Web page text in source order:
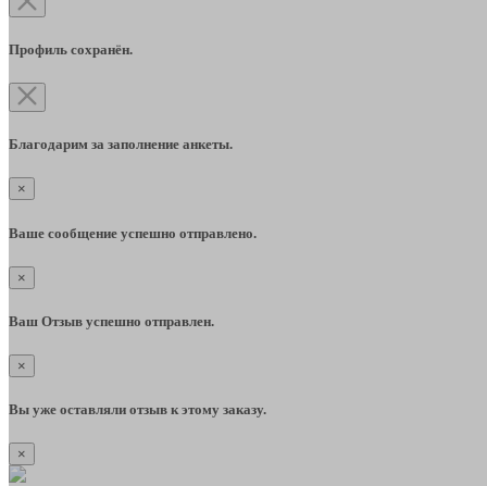
Профиль сохранён.
Благодарим за заполнение анкеты.
×
Ваше сообщение успешно отправлено.
×
Ваш Отзыв успешно отправлен.
×
Вы уже оставляли отзыв к этому заказу.
×